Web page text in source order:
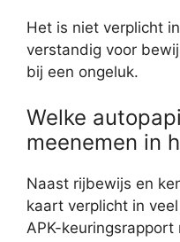
Het is niet verplicht
verstandig voor
bij een ongeluk.
Welke
meenemen in
Naast rijbewijs en
kaart verplicht in
APK-keuringsrapport